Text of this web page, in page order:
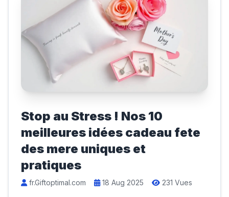
Stop au Stress ! Nos 10
meilleures idées cadeau fete
des mere uniques et
pratiques
fr.Giftoptimal.com 18 Aug 2025 231 Vues